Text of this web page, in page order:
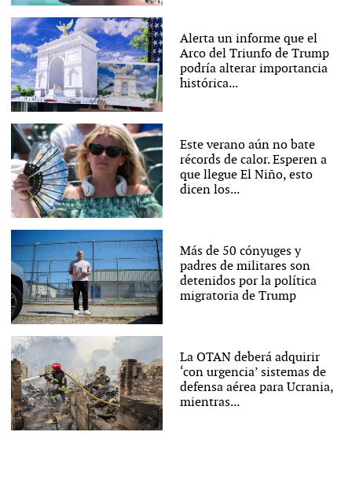
Alerta un informe que el
Arco del Triunfo de Trump
podría alterar importancia
histórica...
Este verano aún no bate
récords de calor. Esperen a
que llegue El Niño, esto
dicen los...
Más de 50 cónyuges y
padres de militares son
detenidos por la política
migratoria de Trump
La OTAN deberá adquirir
‘con urgencia’ sistemas de
defensa aérea para Ucrania,
mientras...